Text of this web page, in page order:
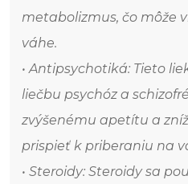
metabolizmus, čo môže
váhe.
• Antipsychotiká: Tieto
liečbu psychóz a
zvýšenému apetítu a
prispieť k priberaniu na
• Steroidy: Steroidy sa